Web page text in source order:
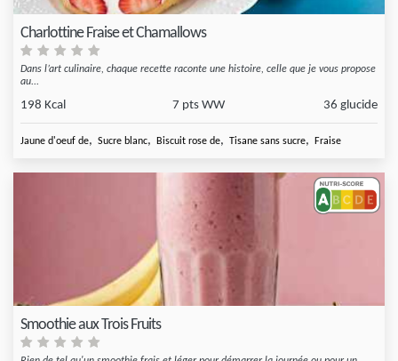
Charlottine Fraise et Chamallows
Dans l’art culinaire, chaque recette raconte une histoire, celle que je vous propose
au...
198 Kcal 7 pts WW 36 glucide
Jaune d'oeuf de, Sucre blanc, Biscuit rose de, Tisane sans sucre, Fraise
Smoothie aux Trois Fruits